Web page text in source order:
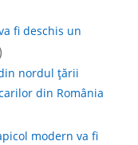
fi deschis un
nordul țării
din România
modern va fi